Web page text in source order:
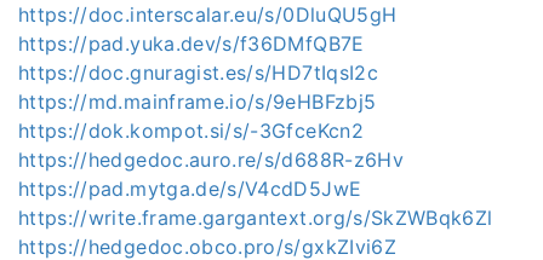
https://doc.interscalar.eu/s/0DluQU5gH
https://pad.yuka.dev/s/f36DMfQB7E
https://doc.gnuragist.es/s/HD7tIqsI2c
https://md.mainframe.io/s/9eHBFzbj5
https://dok.kompot.si/s/-3GfceKcn2
https://hedgedoc.auro.re/s/d688R-z6Hv
https://pad.mytga.de/s/V4cdD5JwE
https://write.frame.gargantext.org/s/SkZWBqk6Zl
https://hedgedoc.obco.pro/s/gxkZIvi6Z